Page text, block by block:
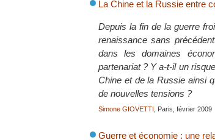
La Chine et la Russie entre
Depuis la fin de la guerre
renaissance sans
dans les domaines
partenariat ? Y a-t-il un
Chine et de la Russie ainsi
de nouvelles tensions ?
Simone GIOVETTI , Paris, février 2009
Guerre et économie : une